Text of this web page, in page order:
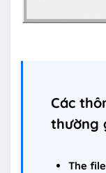
Các
thường
The